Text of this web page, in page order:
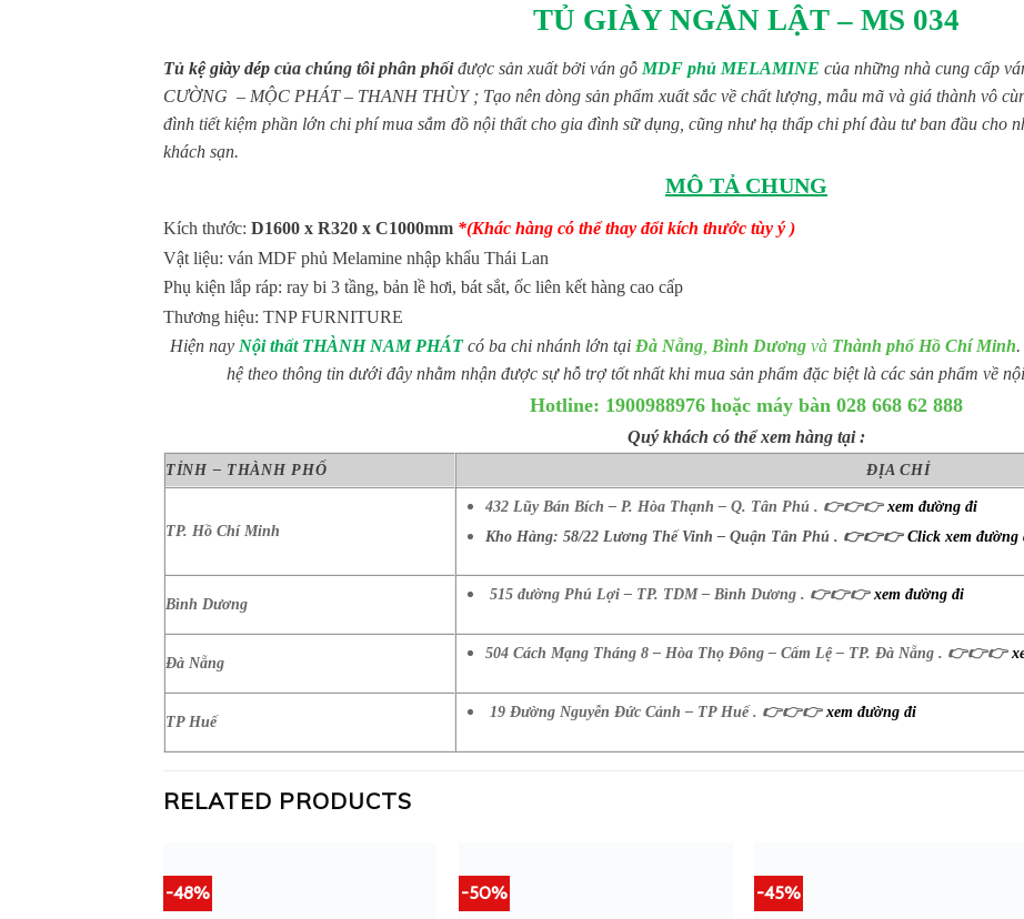
TỦ GIÀY NGĂN LẬT – MS 034
Tủ kệ giày dép của chúng tôi phân phốiđược sản xuất bởi ván gỗMDF phủ MELAMINE của những nhà cung cấp
CƯỜNG – MỘC PHÁT – THANH THÙY ; Tạo nên dòng sản phẩm xuất sắc về chất lượng, mẫu mã và giá thành vô
đình tiết kiệm phần lớn chi phí mua sắm đồ nội thất cho gia đình sữ dụng, cũng như hạ thấp chi phí đàu tư ban đầu cho
khách sạn.
MÔ TẢ CHUNG
Kích thước: D1600 x R320 x C1000mm *(Khác hàng có thể thay đổi kích thước tùy ý )
Vật liệu: ván MDF phủ Melamine nhập khẩu Thái Lan
Phụ kiện lắp ráp: ray bi 3 tầng, bản lề hơi, bát sắt, ốc liên kết hàng cao cấp
Thương hiệu: TNP FURNITURE
Hiện nay Nội thất THÀNH NAM PHÁTcó ba chi nhánh lớn tại Đà Nẵng, Bình Dươngvà Thành phố Hồ Chí Minh.
hệ theo thông tin dưới đây nhằm nhận được sự hỗ trợ tốt nhất khi mua sản phẩm đặc biệt là các sản phẩm về
Hotline: 1900988976 hoặc máy bàn 028 668 62 888
Quý khách có thể xem hàng tại :
TỈNH – THÀNH PHỐ ĐỊA CHỈ
TP. Hồ Chí Minh
432 Lũy Bán Bích – P. Hòa Thạnh – Q. Tân Phú . 👉👉👉xem đường đi
Kho Hàng: 58/22 Lương Thế Vinh – Quận Tân Phú . 👉👉👉Click xem đường
Bình Dương
515 đường Phú Lợi – TP. TDM – Bình Dương . 👉👉👉xem đường đi
Đà Nẵng
504 Cách Mạng Tháng 8 – Hòa Thọ Đông – Cẩm Lệ – TP. Đà Nẵng . 👉👉👉
TP Huế
19 Đường Nguyễn Đức Cảnh – TP Huế . 👉👉👉xem đường đi
RELATED PRODUCTS
-48% -50% -45%